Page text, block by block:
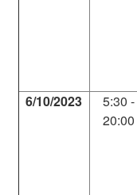
6/10/2023
5:30 -
20:00